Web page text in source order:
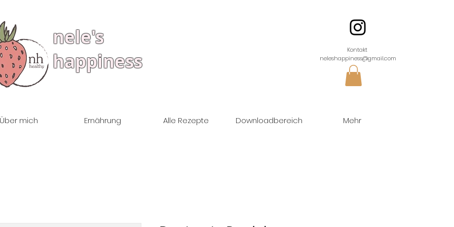
nele's
happiness
Kontakt
neleshappiness@gmail.com
Über mich Ernährung Alle Rezepte Downloadbereich Mehr